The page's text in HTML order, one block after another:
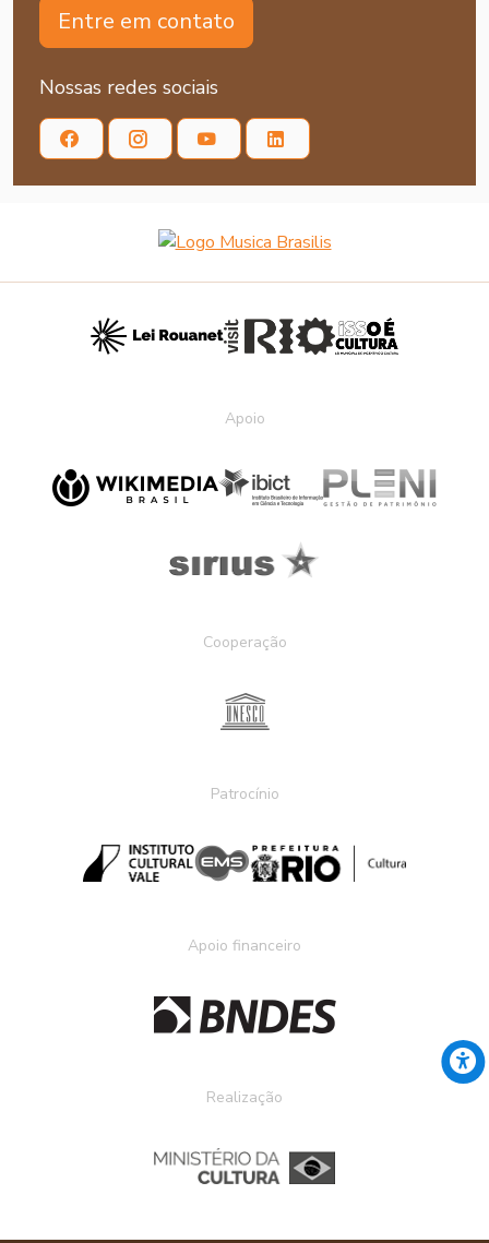
Entre em contato
Nossas redes sociais
Apoio
Cooperação
Patrocínio
Apoio financeiro
Realização